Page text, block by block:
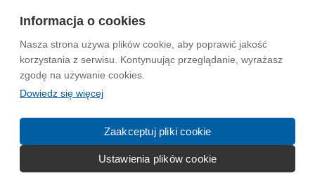
Informacja o cookies
Nasza strona używa plików cookie, aby poprawić jakość
korzystania z serwisu. Kontynuując przeglądanie, wyrażasz
zgodę na używanie cookies.
Dowiedz się więcej
Zaakceptuj pliki cookie
Ustawienia plików cookie